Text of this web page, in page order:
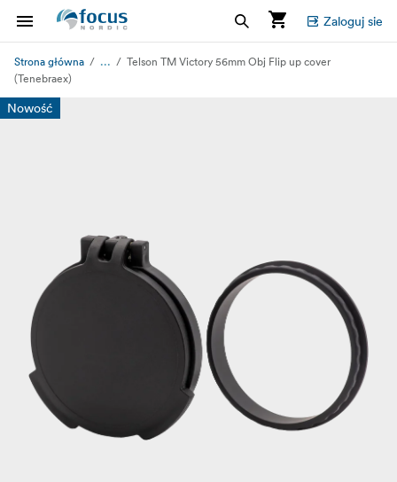
Zaloguj sie
Strona główna ...
Telson TM Victory 56mm Obj Flip up cover
(Tenebraex)
Nowość